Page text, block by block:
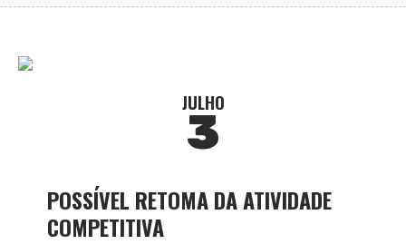
JULHO
3
POSSÍVEL RETOMA DA ATIVIDADE
COMPETITIVA